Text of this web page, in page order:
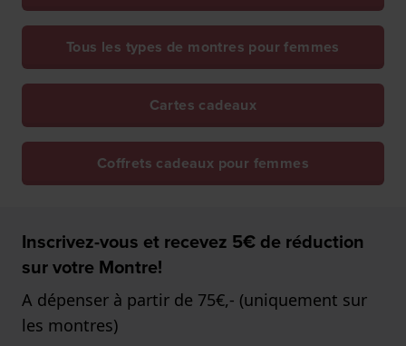
Tous les types de montres pour femmes
Cartes cadeaux
Coffrets cadeaux pour femmes
Inscrivez-vous et recevez 5€ de réduction
sur votre Montre!
A dépenser à partir de 75€,- (uniquement sur
les montres)